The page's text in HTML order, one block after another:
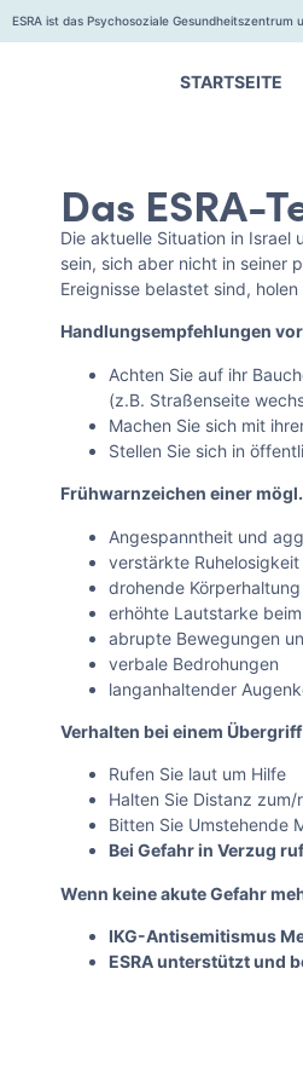
ESRA ist das Psychosoziale Gesundheitszentrum
STARTSEITE
Das ESRA-
Die aktuelle Situation in Israel
sein, sich aber nicht in seiner
Ereignisse belastet sind,
Handlungsempfehlungen
Achten Sie auf ihr
(z.B. Straßenseite
Machen Sie sich mit
Stellen Sie sich in
Frühwarnzeichen einer
Angespanntheit und
verstärkte Ruhelosigkeit
drohende
erhöhte Lautstarke
abrupte Bewegungen
verbale Bedrohungen
langanhaltender
Verhalten bei einem Übergriff
Rufen Sie laut um Hilfe
Halten Sie Distanz
Bitten Sie Umstehende
Bei Gefahr in Verzug
Wenn keine akute Gefahr
IKG-Antisemitismus
ESRA unterstützt und